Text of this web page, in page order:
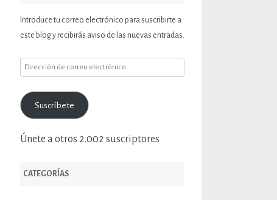
Introduce tu correo electrónico para suscribirte a
este blog y recibirás aviso de las nuevas entradas.
Dirección
correo
electrónico
Suscríbete
Únete a otros 2.002 suscriptores
CATEGORÍAS